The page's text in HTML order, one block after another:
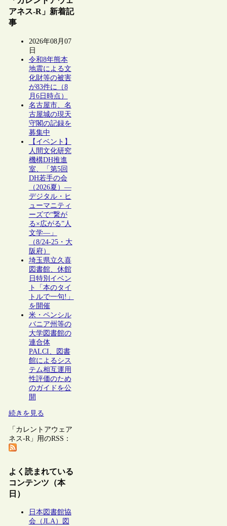
アネス-R」新着記
事
2026年08月07
日
令和8年熊本
地震による文
化財等の被害
が83件に（8
月6日時点）
名古屋市、名
古屋城の現天
守閣の記録を
募集中
【イベント】
人間文化研究
機構DH推進
室、「第5回
DH若手の会
（2026夏）―
デジタル・ヒ
ューマニティ
ーズで“繋が
る×広がる”人
文学―」
（8/24-25・大
阪府）
埼玉県立久喜
図書館、休館
日特別イベン
ト「本のタイ
トルで一句!」
を開催
米・ペンシル
バニア州等の
大学図書館の
連合体
PALCI、図書
館によるシス
テム相互運用
性評価のため
のガイドを公
開
続きを見る
「カレントアウェア
ネス-R」用のRSS：
よく読まれている
コンテンツ（本
日）
日本図書館協
会（JLA）図